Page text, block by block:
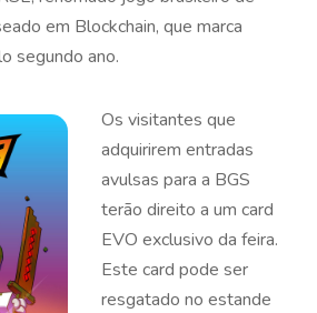
em Blockchain, que marca
segundo ano.
Os visitantes que
adquirirem entradas
avulsas para a BGS
terão direito a um card
EVO exclusivo da feira.
Este card pode ser
resgatado no estande